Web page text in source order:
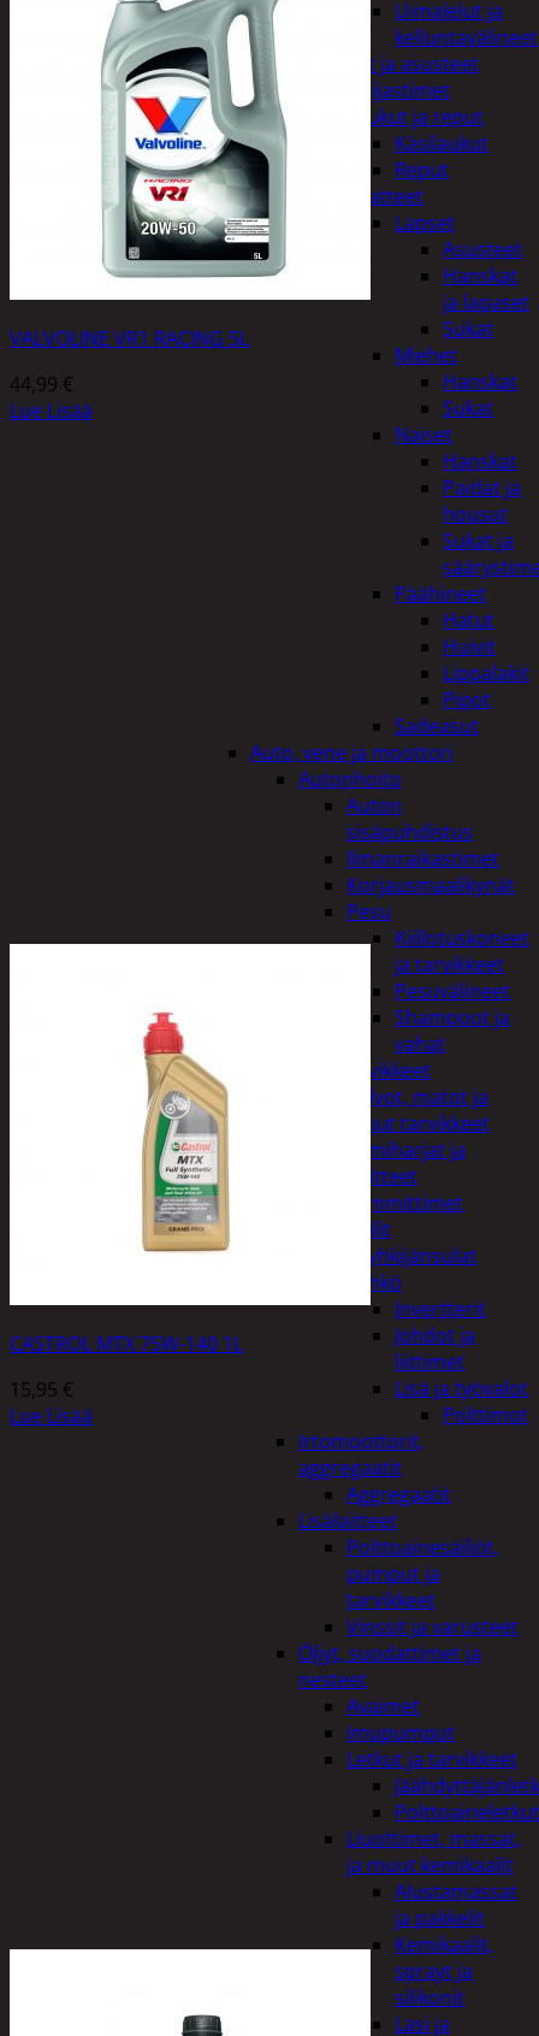
Uimalelut ja
kelluntavälineet
Vaatteet ja asusteet
Heijastimet
Laukut ja reput
Käsilaukut
Reput
Vaatteet
Lapset
Asusteet
Hanskat
ja lapaset
Sukat
Miehet
Hanskat
Sukat
Naiset
Hanskat
Paidat ja
housut
Sukat ja
Päähineet
Hatut
Huivit
Lippalakit
Pipot
Sadeasut
Auto, vene ja moottori
Autonhoito
Auton
sisäpuhdistus
Ilmanraikastimet
Korjausmaalikynät
Pesu
Kiillotuskoneet
ja tarvikkeet
Pesuvälineet
Shampoot ja
vahat
Autotarvikkeet
Kalvot, matot ja
muut tarvikkeet
Lumiharjat ja
peitteet
Lämmittimet
Peilit
Pyyhkijänsulat
Sähkö
Invertterit
Johdot ja
liittimet
Lisä ja työvalot
Polttimot
Irtomoottorit,
aggregaatit
Aggregaatit
Lisälaitteet
Polttoainesäiliöt,
pumput ja
tarvikkeet
Vinssit ja varusteet
Öljyt, suodattimet ja
nesteet
Avaimet
Imupumput
Letkut ja tarvikkeet
Polttoaineletkut
Liuottimet, massat,
ja muut kemikaalit
Alustamassat
ja pakkelit
Kemikaalit,
sprayt ja
silikonit
Lasi ja
VALVOLINE VR1 RACING 5L
44,99 €
Lue Lisää
CASTROL MTX 75W-140 1L
15,95 €
Lue Lisää